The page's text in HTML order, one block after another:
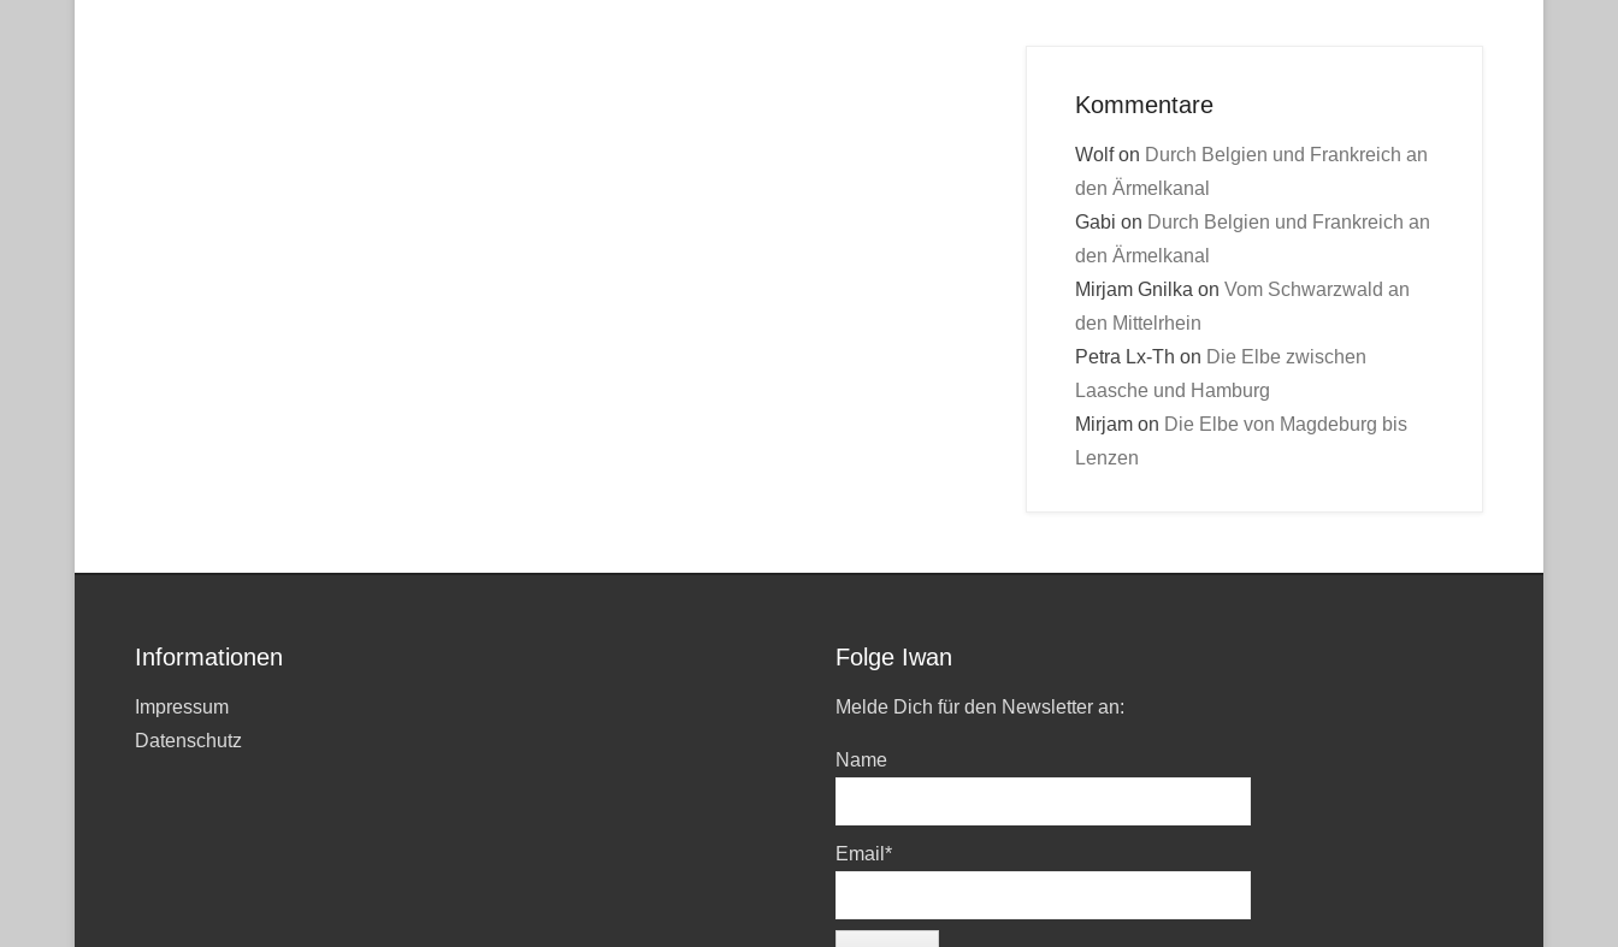
Kommentare
Wolfon Durch Belgien und Frankreich an
den Ärmelkanal
Gabi on Durch Belgien und Frankreich an
den Ärmelkanal
Mirjam Gnilka on Vom Schwarzwald an
den Mittelrhein
Petra Lx-Th on Die Elbe zwischen
Laasche und Hamburg
Mirjam on Die Elbe von Magdeburg bis
Lenzen
Informationen
Impressum
Datenschutz
Folge Iwan
Melde Dich für den Newsletter an:
Name
Email*